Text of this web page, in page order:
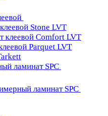
Stone LVT
клеевой Comfort LVT
Parquet LVT
ламинат SPC
ламинат SPC